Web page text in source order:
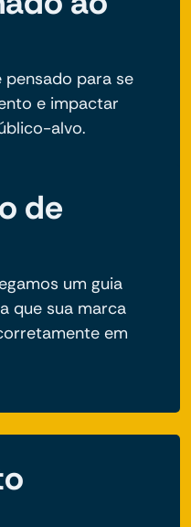
para se
e impactar
alvo.
de
um guia
que sua marca
em